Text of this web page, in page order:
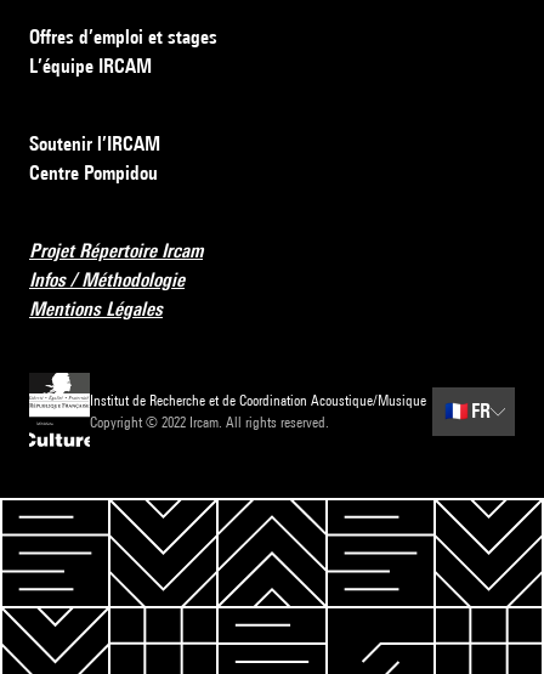
Offres d’emploi et stages
L’équipe IRCAM
Soutenir l’IRCAM
Centre Pompidou
Projet Répertoire Ircam
Infos / Méthodologie
Mentions Légales
Institut de Recherche et de Coordination Acoustique/Musique
Copyright © 2022 Ircam. All rights reserved.
🇫🇷 FR